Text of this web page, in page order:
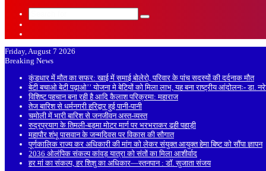
Search
Friday, August 7 2026
Breaking News
कुंडधार में मौत का सफर: खाई में समाई बोलेरो, परिवार के पांच सदस्यों की दर्दनाक मौत
बेटी बचाओ बेटी पढ़ाओ’’ योजना मे बेटियों को मिला लाभ, यह बना राष्ट्रीय आंदोलनः- डा.
विशिष्ट पहचान बना रही है आदि कैलाश परिक्रमा: महाराज
तेज बारिश से धर्मनगरी हरिद्वार हुई पानी-पानी
चमोली में भारी बारिश से जनजीवन अस्त-व्यस्त
रुद्रप्रयाग के तिमली-बड़मा मोटर मार्ग पर भरभराकर ढही पहाड़ी
महापौर शंभू पासवान के जन्मदिवस पर विकास की सौगात
पूर्णकालिक राज्य कर अधिकारी की मांग को लेकर संयुक्त आयुक्त हेमा बिष्ट को सौंपा ज्ञापन
2036 ओलंपिक संकल्प कांवड़ यात्रा को संतों का मिला आशीर्वाद
हर मां का संकल्प, हर शिशु का अधिकार—स्तनपान : डॉ. सुजाता संजय